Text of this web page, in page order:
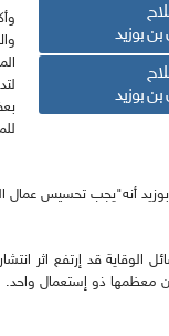
بوزيد
بوزيد
أنه"يجب تحسيس عمال
قد إرتفع اثر
معظمها ذو إستعمال واحد.